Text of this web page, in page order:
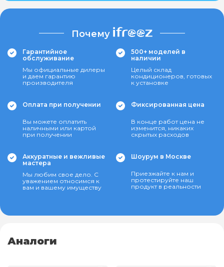
Почему
Гарантийное
обслуживание
Мы официальные дилеры
и даем гарантию
производителя
500+ моделей в
наличии
Целый склад
кондиционеров, готовых
к установке
Оплата при получении
Вы можете оплатить
наличными или картой
при получении
Фиксированная цена
В конце работ цена не
изменится, никаких
скрытых расходов
Аккуратные и вежливые
мастера
Мы любим свое дело. С
уважением относимся к
вам и вашему имуществу
Шоурум в Москве
Приезжайте к нам и
протестируйте наш
продукт в реальности
Аналоги